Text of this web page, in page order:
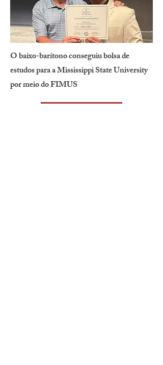
O baixo-barítono conseguiu bolsa de
estudos para a Mississippi State University
por meio do FIMUS